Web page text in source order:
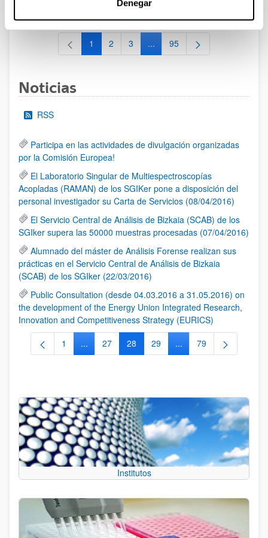
Denegar
al 30/07/2026 (ambos incluídos)
Página
1 Página
2 Página
3 ...Páginas intermedias Use TAB
Página
95
Noticias
RSS
Participa en las actividades de divulgación organizadas
por la Comisión Europea!
El Laboratorio Singular de Multiespectroscopías
Acopladas (RAMAN) de los SGIKer pone a disposición del
personal investigador su Carta de Servicios (08/04/2016)
El Servicio Central de Análisis de Bizkaia (SCAB) de los
SGIker supera las 50000 muestras procesadas (07/04/2016)
Alumnado del máster de Análisis Forense realizan sus
prácticas en el Servicio Central de Análisis de Bizkaia
(SCAB) de los SGIker (22/03/2016)
Public Consultation (desde 04.03.2016 a 31.05.2016) on
the development of the Energy Union Integrated Research,
Innovation and Competitiveness Strategy (EURICS)
Página
1 ...Páginas intermedias Use TAB para desplazarse.
Página
27 Página
28 Página
29 ...Páginas intermedias
Página
79
Institutos